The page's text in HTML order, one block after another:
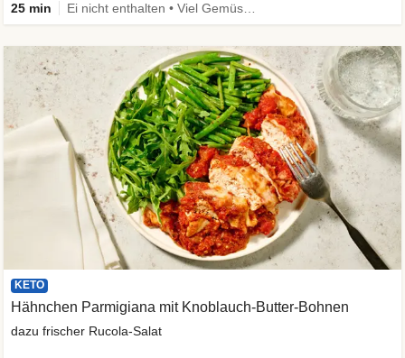
25 min
KETO
Hähnchen Parmigiana mit Knoblauch-Butter-Bohnen
dazu frischer Rucola-Salat